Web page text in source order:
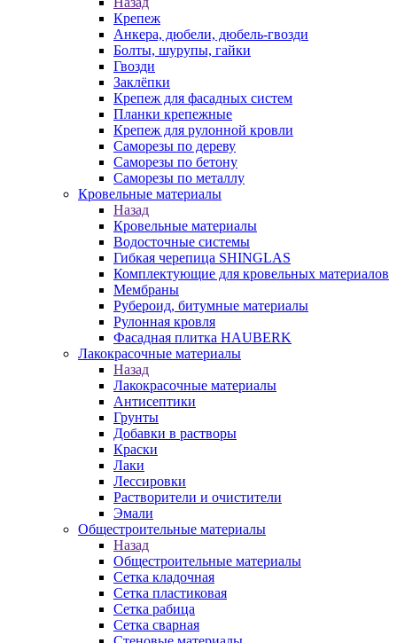
Крепеж
Анкера, дюбели, дюбель-гвозди
Болты, шурупы, гайки
Гвозди
Заклёпки
Крепеж для фасадных систем
Планки крепежные
Крепеж для рулонной кровли
Саморезы по дереву
Саморезы по бетону
Саморезы по металлу
Кровельные материалы
Назад
Кровельные материалы
Водосточные системы
Гибкая черепица SHINGLAS
Комплектующие для кровельных материалов
Мембраны
Рубероид, битумные материалы
Рулонная кровля
Фасадная плитка HAUBERK
Лакокрасочные материалы
Назад
Лакокрасочные материалы
Антисептики
Грунты
Добавки в растворы
Краски
Лаки
Лессировки
Растворители и очистители
Эмали
Общестроительные материалы
Назад
Общестроительные материалы
Сетка кладочная
Сетка пластиковая
Сетка рабица
Сетка сварная